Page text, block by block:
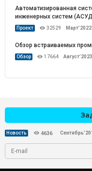
Автоматизированная
инженерных систем
Проект 32529 Март’2022
Обзор встраиваемых
Обзор 17664 Август’2023
Новость 4636